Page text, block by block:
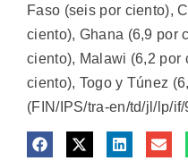
Faso (seis por ciento),
ciento), Ghana (6,9 por
ciento), Malawi (6,2 por
ciento), Togo y Túnez
(FIN/IPS/tra-en/td/jl/lp/if/